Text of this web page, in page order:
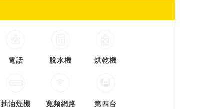
電話 脫水機 烘乾機
抽油煙機 寬頻網路 第四台